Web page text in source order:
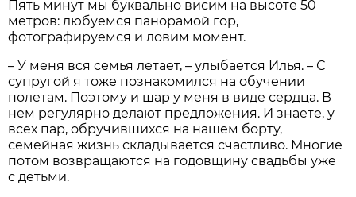
Пять минут мы буквально висим на высоте 50
метров: любуемся панорамой гор,
фотографируемся и ловим момент.
– У меня вся семья летает, – улыбается Илья. – С
супругой я тоже познакомился на обучении
полетам. Поэтому и шар у меня в виде сердца. В
нем регулярно делают предложения. И знаете, у
всех пар, обручившихся на нашем борту,
семейная жизнь складывается счастливо. Многие
потом возвращаются на годовщину свадьбы уже
с детьми.